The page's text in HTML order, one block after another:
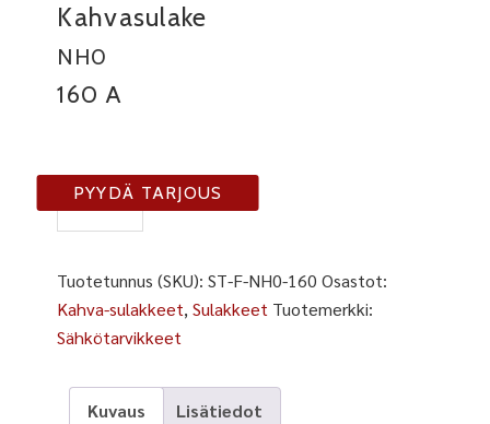
Kahvasulake
NH0
160 A
NH0-
määrä
PYYDÄ TARJOUS
Tuotetunnus (SKU):ST-F-NH0-160 Osastot:
Kahva-sulakkeet,Sulakkeet Tuotemerkki:
Sähkötarvikkeet
Kuvaus Lisätiedot